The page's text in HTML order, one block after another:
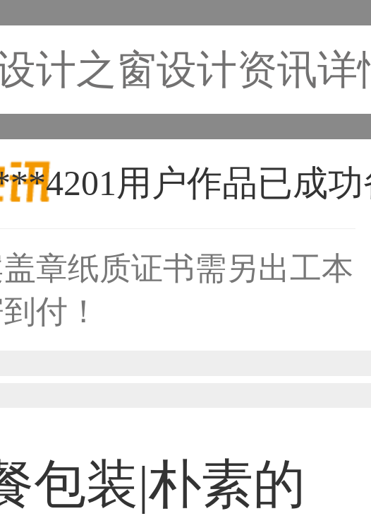
计之窗设计资讯详
用户作品已成功
用户作品已成功
章纸质证书需另出工本
付！
包装|朴素的